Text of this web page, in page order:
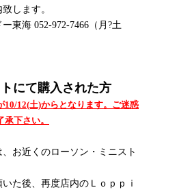
します。
東海 052-972-7466（月?土
にて購入された方
10/12(土)からとなります。ご迷惑
下さい。
お近くのローソン・ミニスト
た後、再度店内のＬｏｐｐｉ